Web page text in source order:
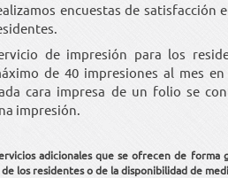
encuestas de satisfacción
de impresión para los
de 40 impresiones al mes en
cara impresa de un folio se
impresión.
adicionales que se ofrecen de
los residentes o de la disponibilidad de